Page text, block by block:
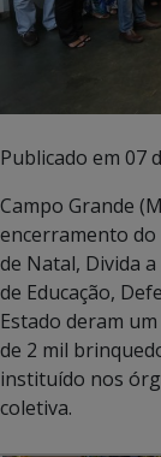
Publicado em 07
Campo Grande
encerramento do
de Natal, Divida
de Educação,
Estado deram
de 2 mil
instituído nos
coletiva.